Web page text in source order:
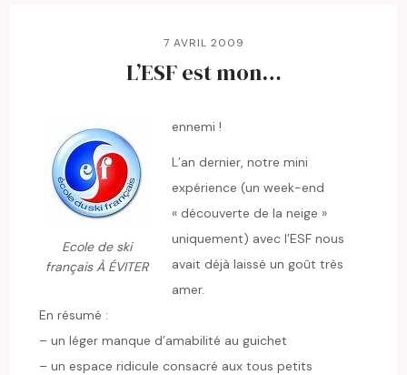
7 AVRIL 2009
L’ESF est mon…
Ecole de ski
français À ÉVITER
ennemi !
L’an dernier, notre mini
expérience (un week-end
« découverte de la neige »
uniquement) avec l’ESF nous
avait déjà laissé un goût très
amer.
En résumé :
– un léger manque d’amabilité au guichet
– un espace ridicule consacré aux tous petits